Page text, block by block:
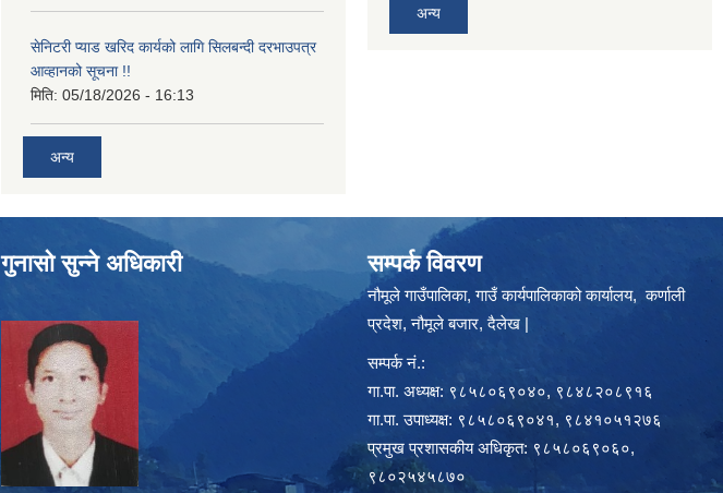
सेनिटरी प्याड खरिद कार्यको लागि सिलबन्दी दरभाउपत्र
आव्हानको सूचना !!
मिति: 05/18/2026 - 16:13
अन्य
अन्य
गुनासो सुन्ने अधिकारी सम्पर्क विवरण
नौमूले गाउँपालिका, गाउँ कार्यपालिकाको कार्यालय, कर्णाली
प्रदेश, नौमूले बजार, दैलेख |
सम्पर्क नं.:
गा.पा. अध्यक्ष: ९८५८०६९०४०, ९८४८२०८९१६
गा.पा. उपाध्यक्ष: ९८५८०६९०४१, ९८४१०५१२७६
प्रमुख प्रशासकीय अधिकृत: ९८५८०६९०६०,
९८०२५४५८७०